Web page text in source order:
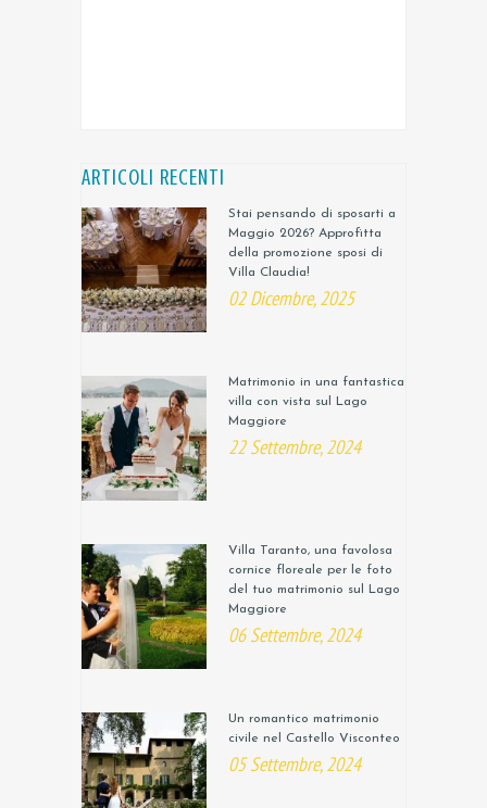
ARTICOLI RECENTI
Stai pensando di sposarti a
Maggio 2026? Approfitta
della promozione sposi di
Villa Claudia!
02 Dicembre, 2025
Matrimonio in una fantastica
villa con vista sul Lago
Maggiore
22 Settembre, 2024
Villa Taranto, una favolosa
cornice floreale per le foto
del tuo matrimonio sul Lago
Maggiore
06 Settembre, 2024
Un romantico matrimonio
civile nel Castello Visconteo
05 Settembre, 2024